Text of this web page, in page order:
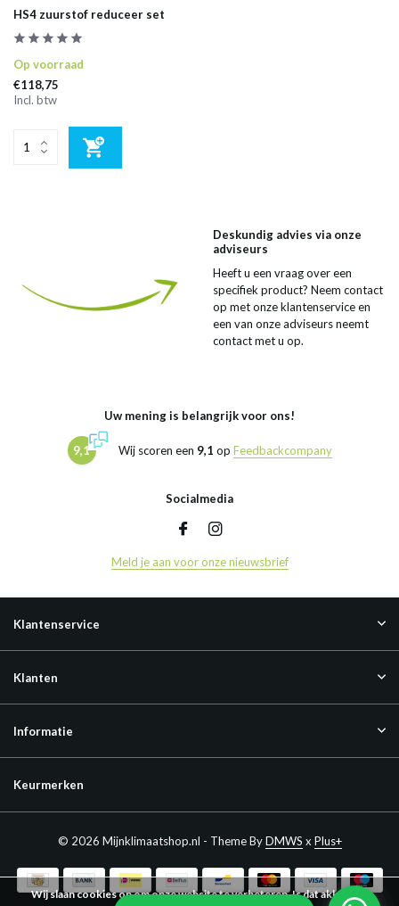
HS4 zuurstof reduceer set
Op voorraad
€118,75
Incl. btw
Deskundig advies via onze
adviseurs
Heeft u een vraag over een
specifiek product? Neem contact
op met onze klantenservice en
een van onze adviseurs neemt
contact met u op.
Uw mening is belangrijk voor ons!
9,1 Wij scoren een 9,1 op Feedbackcompany
Socialmedia
Meld je aan voor onze nieuwsbrief
Klantenservice
Klanten
Informatie
Keurmerken
© 2026 Mijnklimaatshop.nl - Theme ByDMWS x Plus+
Wij slaan cookies op om onze website te verbeteren. Is dat akkoord?